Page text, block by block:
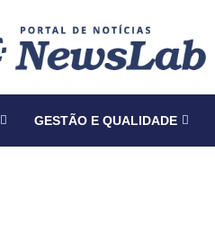
GESTÃO E QUALIDADE